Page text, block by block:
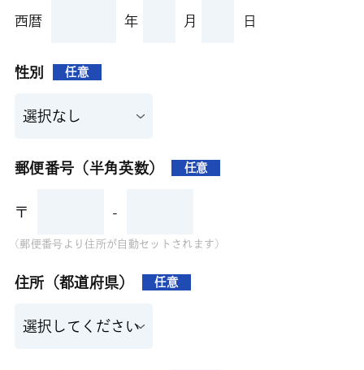
西暦 年 月 日
性別 任意
郵便番号（半角英数） 任意
〒 -
(郵便番号より住所が自動セットされます)
住所（都道府県） 任意